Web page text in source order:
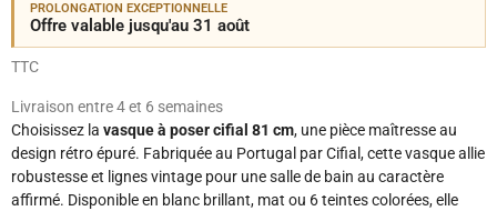
PROLONGATION EXCEPTIONNELLE
Offre valable jusqu'au 31 août
TTC
Livraison entre 4 et 6 semaines
Choisissez la vasque à poser cifial 81 cm, une pièce maîtresse au
design rétro épuré. Fabriquée au Portugal par Cifial, cette vasque allie
robustesse et lignes vintage pour une salle de bain au caractère
affirmé. Disponible en blanc brillant, mat ou 6 teintes colorées, elle